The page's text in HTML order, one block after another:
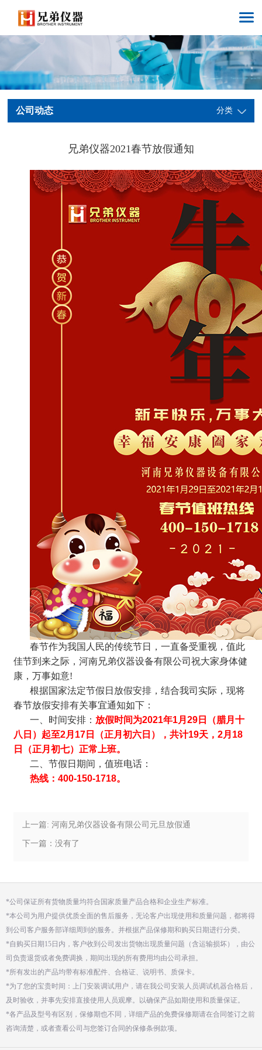
公司动态 分类
兄弟仪器2021春节放假通知
春节作为我国人民的传统节日，一直备受重视 ，值此
佳节到来之际，河南兄弟仪器设备有限公司祝大家身体健
康，万事如意!
根据国家法定节假日放假安排，结合我司实际，现将
春节放假安排有关事宜通知如下：
一、时间安排： 放假时间为2021年1月29 日（腊月十
八 日）起至2月 17 日（正月初六日），共计19天，2月 18
日（正月初七）正常上班。
二、节假日期间，值班电话：
热线：400-150-1718。
上一篇: 河南兄弟仪器设备有限公司元旦放假通
知
下一篇：没有了
*公司保证所有货物质量均符合国家质量产品合格和企业生产标准。
*本公司为用户提供优质全面的售后服务，无论客户出现使用和质量问题，都将得
到公司客户服务部详细周到的服务。并根据产品保修期和购买日期进行分类。
*自购买日期15日内，客户收到公司发出货物出现质量问题（含运输损坏），由公
司负责退货或者免费调换，期间出现的所有费用均由公司承担。
*所有发出的产品均带有标准配件、合格证、说明书、质保卡。
*为了您的宝贵时间：上门安装调试用户，请在我公司安装人员调试机器合格后，
及时验收，并事先安排直接使用人员观摩。以确保产品如期使用和质量保证。
*各产品及型号有区别，保修期也不同，详细产品的免费保修期请在合同签订之前
咨询清楚，或者查看公司与您签订合同的保修条例款项。